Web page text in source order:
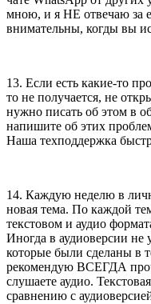
мною, и я НЕ отвечаю за
внимательны, когды вы
13. Если есть какие-то
то не получается, не
нужно писать об этом в
напишите об этих
Наша техподдержка
14. Каждую неделю в
новая тема. По каждой
текстовом и аудио
Иногда в аудиоверсии не
которые были сделаны в
рекомендую ВСЕГДА
слушаете аудио.
сравнению с